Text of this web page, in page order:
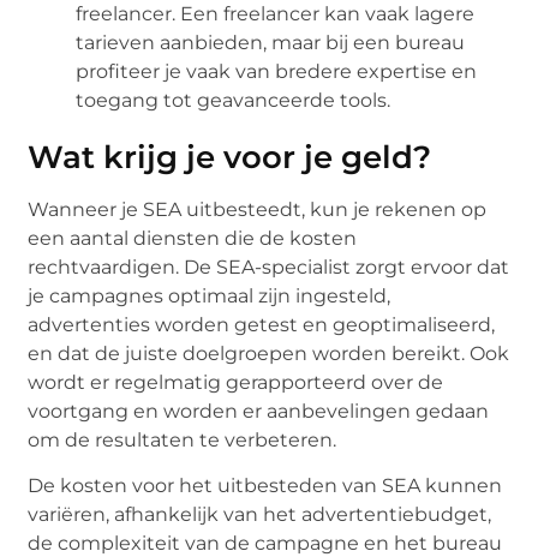
freelancer. Een freelancer kan vaak lagere
tarieven aanbieden, maar bij een bureau
profiteer je vaak van bredere expertise en
toegang tot geavanceerde tools.
Wat krijg je voor je geld?
Wanneer je SEA uitbesteedt, kun je rekenen op
een aantal diensten die de kosten
rechtvaardigen. De SEA-specialist zorgt ervoor dat
je campagnes optimaal zijn ingesteld,
advertenties worden getest en geoptimaliseerd,
en dat de juiste doelgroepen worden bereikt. Ook
wordt er regelmatig gerapporteerd over de
voortgang en worden er aanbevelingen gedaan
om de resultaten te verbeteren.
De kosten voor het uitbesteden van SEA kunnen
variëren, afhankelijk van het advertentiebudget,
de complexiteit van de campagne en het bureau